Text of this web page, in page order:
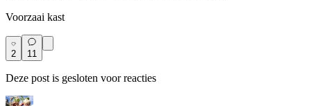
Voorzaai kast
2 11
Deze post is gesloten voor reacties